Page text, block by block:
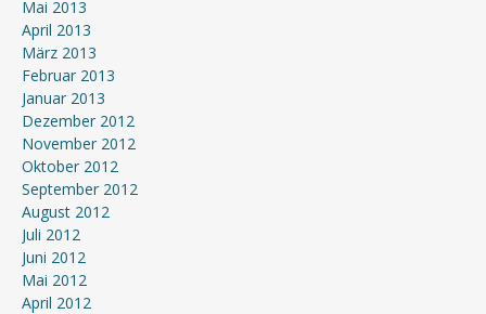
Mai 2013
April 2013
März 2013
Februar 2013
Januar 2013
Dezember 2012
November 2012
Oktober 2012
September 2012
August 2012
Juli 2012
Juni 2012
Mai 2012
April 2012